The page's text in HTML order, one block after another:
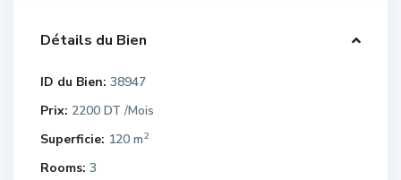
Détails du Bien
ID du Bien: 38947
Prix: 2200 DT /Mois
Superficie: 120 m2
Rooms: 3